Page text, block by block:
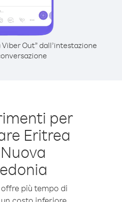
Out” dall’intestazione
per
Eritrea
più tempo di